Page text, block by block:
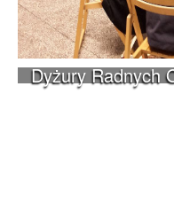
Dyżury Radnych